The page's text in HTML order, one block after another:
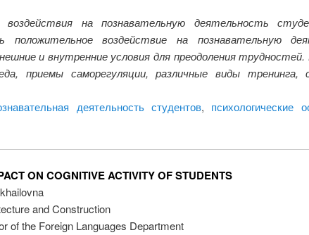
воздействия на познавательную деятельность
положительное воздействие на познавательную
и внутренние условия для преодоления трудностей.
приемы саморегуляции, различные виды тренинга,
деятельность студентов, психологические
ON COGNITIVE ACTIVITY OF STUDENTS
and Construction
of the Foreign Languages Department